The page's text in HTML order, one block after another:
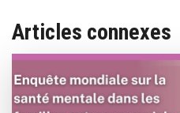
Articles connexes